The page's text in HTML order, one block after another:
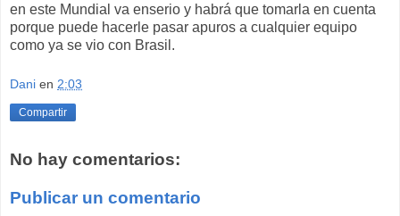
en este Mundial va enserio y habrá que tomarla en cuenta
porque puede hacerle pasar apuros a cualquier equipo
como ya se vio con Brasil.
Dani en 2:03
Compartir
No hay comentarios:
Publicar un comentario